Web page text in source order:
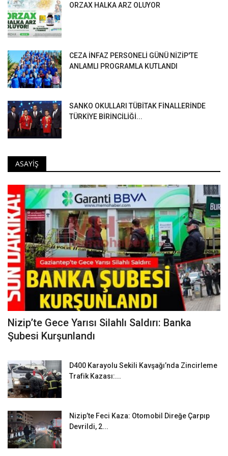
ORZAX HALKA ARZ OLUYOR
CEZA İNFAZ PERSONELİ GÜNÜ NİZİP'TE
ANLAMLI PROGRAMLA KUTLANDI
SANKO OKULLARI TÜBİTAK FİNALLERİNDE
TÜRKİYE BİRİNCİLİĞİ...
ASAYIŞ
Nizip’te Gece Yarısı Silahlı Saldırı: Banka
Şubesi Kurşunlandı
D400 Karayolu Sekili Kavşağı’nda Zincirleme
Trafik Kazası:...
Nizip’te Feci Kaza: Otomobil Direğe Çarpıp
Devrildi, 2...